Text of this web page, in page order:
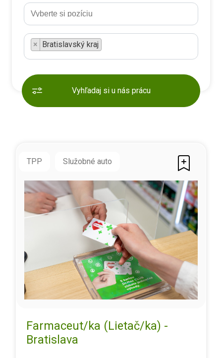
× Bratislavský kraj
Vyhľadaj si u nás prácu
TPP Služobné auto
Farmaceut/ka (Lietač/ka) -
Bratislava